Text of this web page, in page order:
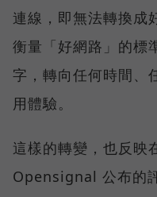
連線，即無法轉換成
衡量「好網路」的標
字，轉向任何時間、
用體驗。
這樣的轉變，也反映
Opensignal 公布的